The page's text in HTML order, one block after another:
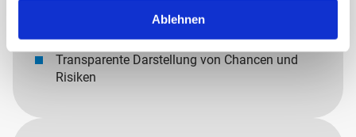
Ablehnen
Detailanalyse der Vermögens-, Finanz- und
Transparente Darstellung von Chancen und
Risiken